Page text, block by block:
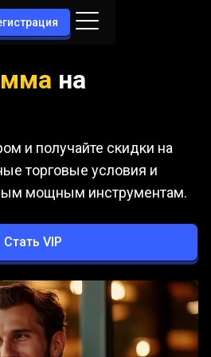
на
и получайте скидки на
торговые условия и
мощным инструментам.
Стать VIP